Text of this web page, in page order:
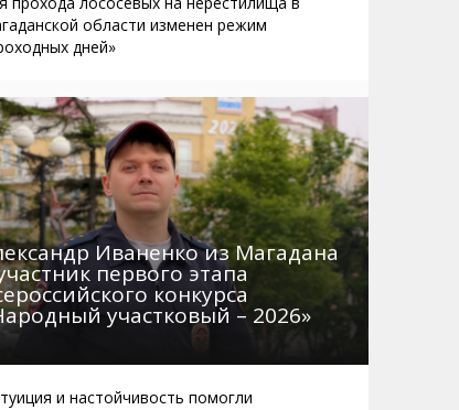
области изменен режим
дней»
Иваненко из Магадана
первого этапа
конкурса
участковый – 2026»
и настойчивость помогли